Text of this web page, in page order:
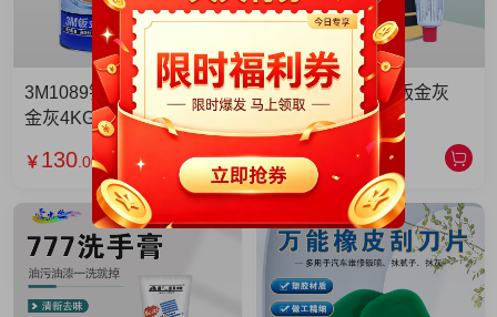
3M1089钣金灰 3M1089钣
金灰4KG 单罐
￥ 130 .00
启安钣金灰 启安钣金灰
2KG 单罐
￥49.90